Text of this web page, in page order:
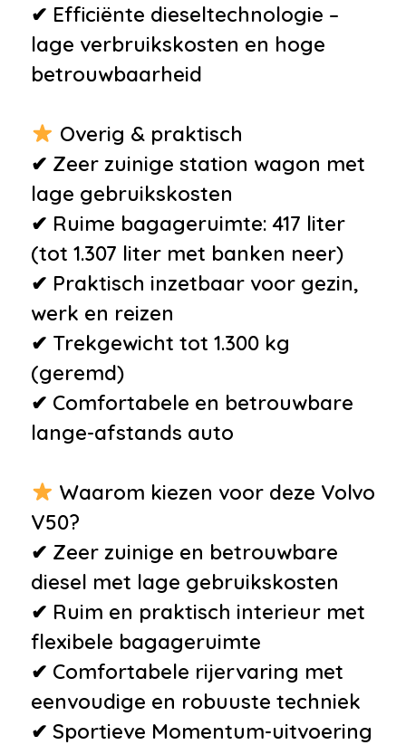
✔ Efficiënte dieseltechnologie –
lage verbruikskosten en hoge
betrouwbaarheid
Overig & praktisch
✔ Zeer zuinige station wagon met
lage gebruikskosten
✔ Ruime bagageruimte: 417 liter
(tot 1.307 liter met banken neer)
✔ Praktisch inzetbaar voor gezin,
werk en reizen
✔ Trekgewicht tot 1.300 kg
(geremd)
✔ Comfortabele en betrouwbare
lange-afstands auto
Waarom kiezen voor deze Volvo
V50?
✔ Zeer zuinige en betrouwbare
diesel met lage gebruikskosten
✔ Ruim en praktisch interieur met
flexibele bagageruimte
✔ Comfortabele rijervaring met
eenvoudige en robuuste techniek
✔ Sportieve Momentum-uitvoering